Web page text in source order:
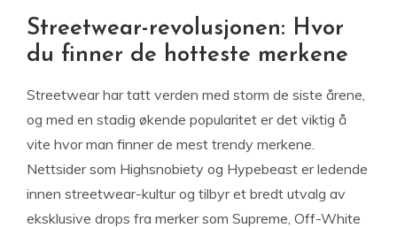
Streetwear-revolusjonen: Hvor
du finner de hotteste merkene
Streetwear har tatt verden med storm de siste årene,
og med en stadig økende popularitet er det viktig å
vite hvor man finner de mest trendy merkene.
Nettsider som Highsnobiety og Hypebeast er ledende
innen streetwear-kultur og tilbyr et bredt utvalg av
eksklusive drops fra merker som Supreme, Off-White